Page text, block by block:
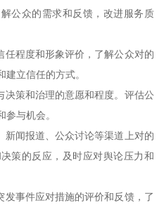
公众的需求和反馈，改进服务质
任程度和形象评价，了解公众对的
立信任的方式。
决策和治理的意愿和程度。评估公
与机会。
新闻报道、公众讨论等渠道上对的
策的反应，及时应对舆论压力和
事件应对措施的评价和反馈，了